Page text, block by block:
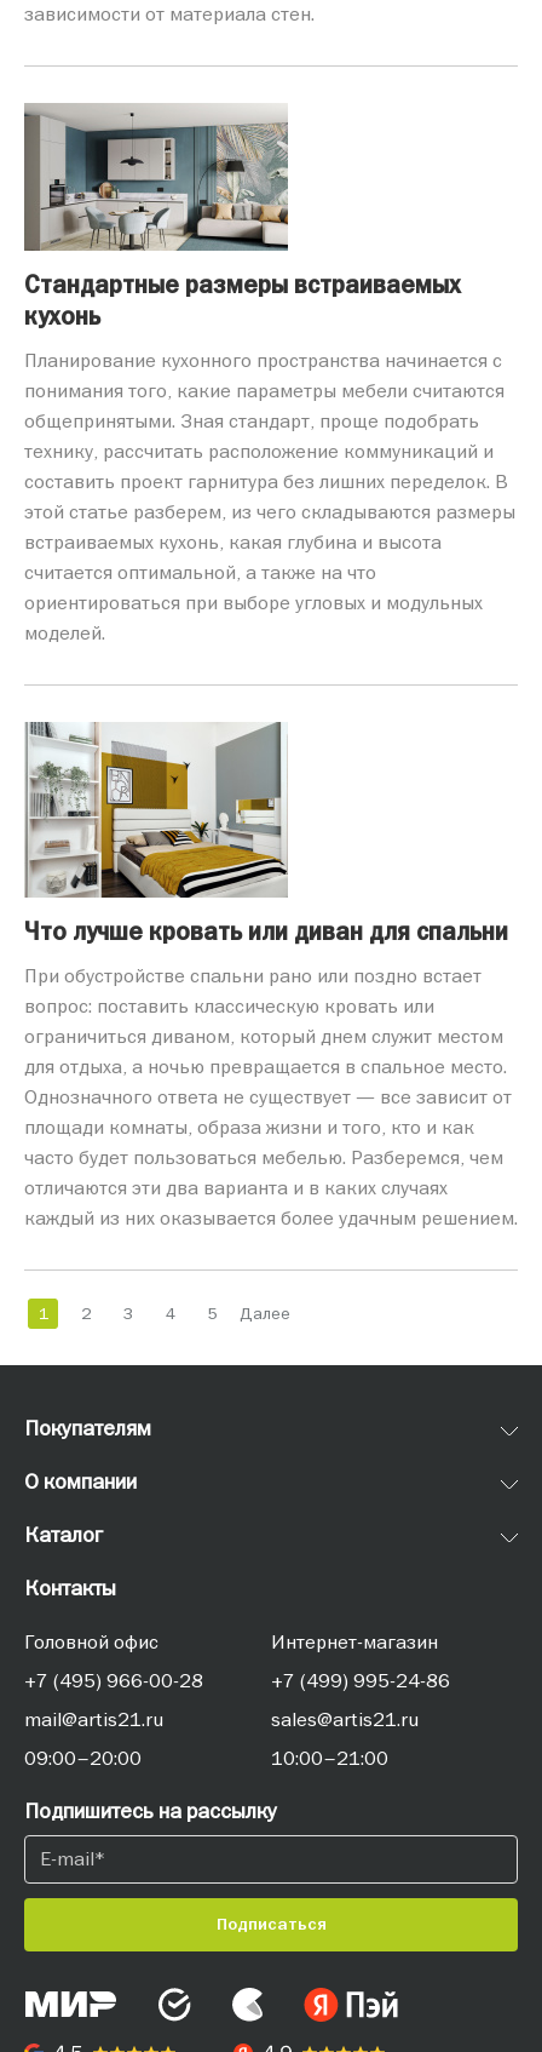
зависимости от материала стен.
Стандартные размеры встраиваемых
кухонь
Планирование кухонного пространства начинается с
понимания того, какие параметры мебели считаются
общепринятыми. Зная стандарт, проще подобрать
технику, рассчитать расположение коммуникаций и
составить проект гарнитура без лишних переделок. В
этой статье разберем, из чего складываются размеры
встраиваемых кухонь, какая глубина и высота
считается оптимальной, а также на что
ориентироваться при выборе угловых и модульных
моделей.
Что лучше кровать или диван для спальни
При обустройстве спальни рано или поздно встает
вопрос: поставить классическую кровать или
ограничиться диваном, который днем служит местом
для отдыха, а ночью превращается в спальное место.
Однозначного ответа не существует — все зависит от
площади комнаты, образа жизни и того, кто и как
часто будет пользоваться мебелью. Разберемся, чем
отличаются эти два варианта и в каких случаях
каждый из них оказывается более удачным решением.
1 2 3 4 5 Далее
Покупателям
О компании
Каталог
Контакты
Головной офис
+7 (495) 966-00-28
mail@artis21.ru
09:00–20:00
Интернет-магазин
+7 (499) 995-24-86
sales@artis21.ru
10:00–21:00
Подпишитесь на рассылку
Подписаться